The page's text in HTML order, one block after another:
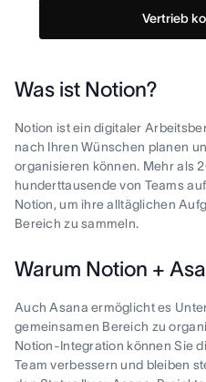
Vertrieb
Was ist Notion?
Notion ist ein digitaler
nach Ihren Wünschen planen
organisieren können. Mehr als
hunderttausende von Teams
Notion, um ihre alltäglichen
Bereich zu sammeln.
Warum Notion +
Auch Asana ermöglicht es
gemeinsamen Bereich zu
Notion-Integration können Sie
Team verbessern und bleiben